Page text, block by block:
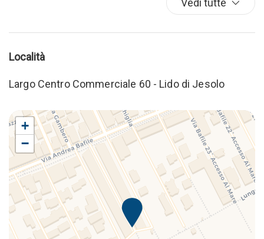
Vedi tutte
Località
Largo Centro Commerciale 60 - Lido di Jesolo
+
−